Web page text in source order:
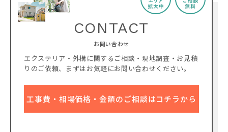
CONTACT
お問い合わせ
エクステリア・外構に関するご相談・現地調査・お見積
りのご依頼、
まずはお気軽にお問い合わせください。
工事費・相場価格・金額のご相談はコチラから